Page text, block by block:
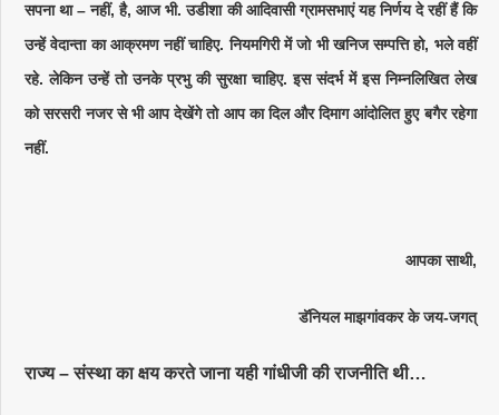
सपना था – नहीं, है, आज भी. उडीशा की आदिवासी ग्रामसभाएं यह निर्णय दे रहीं हैं कि
उन्हें वेदान्ता का आक्रमण नहीं चाहिए. नियमगिरी में जो भी खनिज सम्पत्ति हो, भले वहीं
रहे. लेकिन उन्हें तो उनके प्रभु की सुरक्षा चाहिए. इस संदर्भ में इस निम्नलिखित लेख
को सरसरी नजर से भी आप देखेंगे तो आप का दिल और दिमाग आंदोलित हुए बगैर रहेगा
नहीं.
आपका साथी,
डॅनियल माझगांवकर के जय-जगत्
राज्य – संस्था का क्षय करते जाना यही गांधीजी की राजनीति थी…